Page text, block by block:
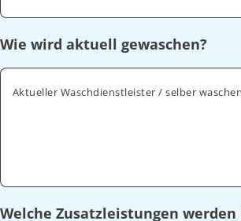
Wie wird aktuell gewaschen?
Aktueller Waschdienstleister / selber waschen
Welche Zusatzleistungen